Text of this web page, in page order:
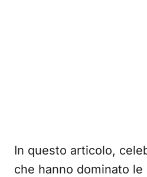
In questo articolo,
che hanno dominato